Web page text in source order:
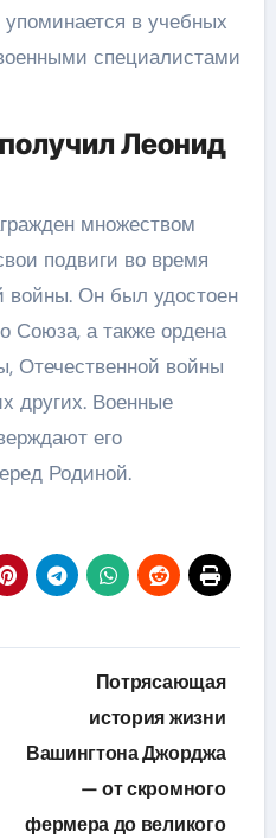
в учебных
специалистами
Леонид
множеством
подвиги во время
войны. Он был удостоен
Союза, а также ордена
Отечественной войны
других. Военные
его
Родиной.
Потрясающая
история жизни
Вашингтона Джорджа
— от скромного
фермера до великого